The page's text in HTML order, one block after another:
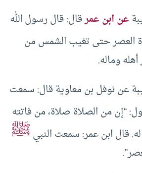
عن ابن عمرقال: قال رسول الله
العصر حتى تغيب الشمس من
وماله.
عن نوفل بن معاوية قال: سمعت
“إن من الصلاة صلاة، من فاتته
قال ابن عمر: سمعت النبيﷺ